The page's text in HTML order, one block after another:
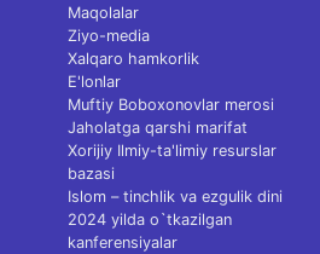
Maqolalar
Ziyo-media
Xalqaro hamkorlik
E'lonlar
Muftiy Boboxonovlar merosi
Jaholatga qarshi marifat
Xorijiy Ilmiy-ta'limiy resurslar
bazasi
Islom – tinchlik va ezgulik dini
2024 yilda o`tkazilgan
kanferensiyalar